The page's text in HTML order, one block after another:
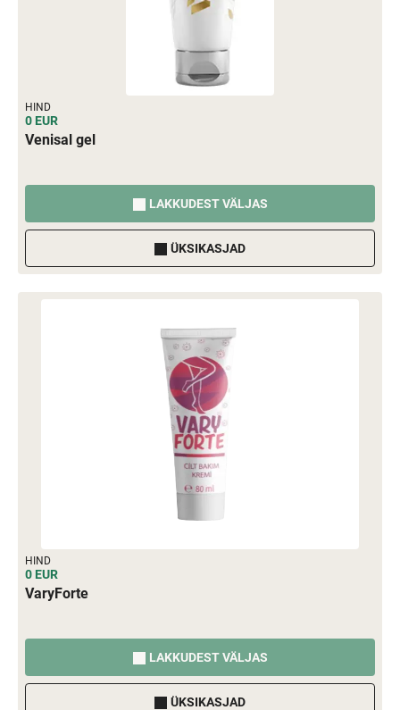
HIND
0 EUR
Venisal gel
LAKKUDEST VÄLJAS
ÜKSIKASJAD
HIND
0 EUR
VaryForte
LAKKUDEST VÄLJAS
ÜKSIKASJAD